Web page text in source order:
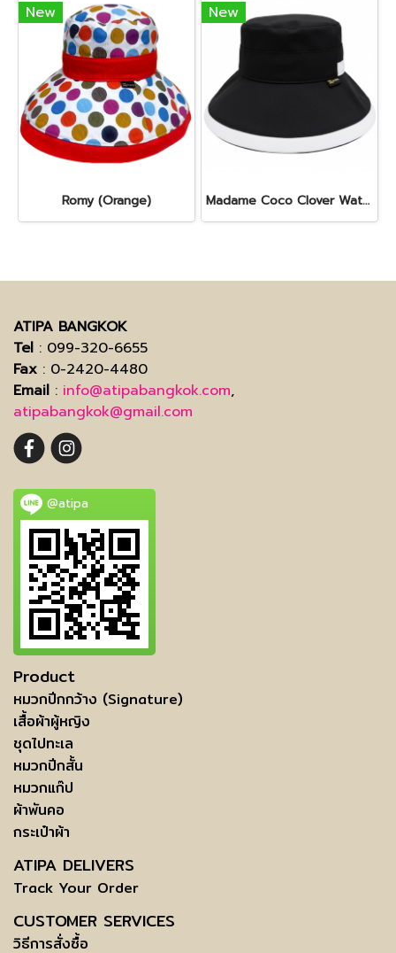
New
Romy (Orange)
New
Madame Coco Clover Waterproof (Misty Black)
ATIPA BANGKOK
Tel : 099-320-6655
Fax : 0-2420-4480
Email : info@atipabangkok.com,
atipabangkok@gmail.com
@atipa
Product
หมวกปีกกว้าง (Signature)
เสื้อผ้าผู้หญิง
ชุดไปทะเล
หมวกปีกสั้น
หมวกแก๊ป
ผ้าพันคอ
กระเป๋าผ้า
ATIPA DELIVERS
Track Your Order
CUSTOMER SERVICES
วิธีการสั่งซื้อ